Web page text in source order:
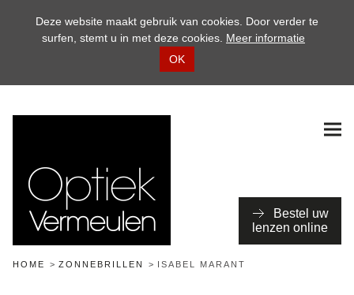
Deze website maakt gebruik van cookies. Door verder te
surfen, stemt u in met deze cookies. Meer informatie
OK
Bestel uw
lenzen online
HOME ZONNEBRILLEN ISABEL MARANT